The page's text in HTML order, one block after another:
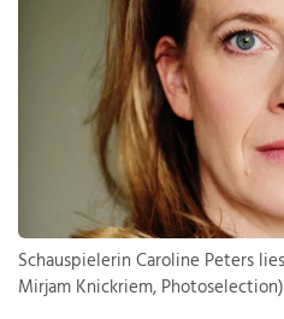
Schauspielerin Caroline Peters
Mirjam Knickriem, Photoselection)